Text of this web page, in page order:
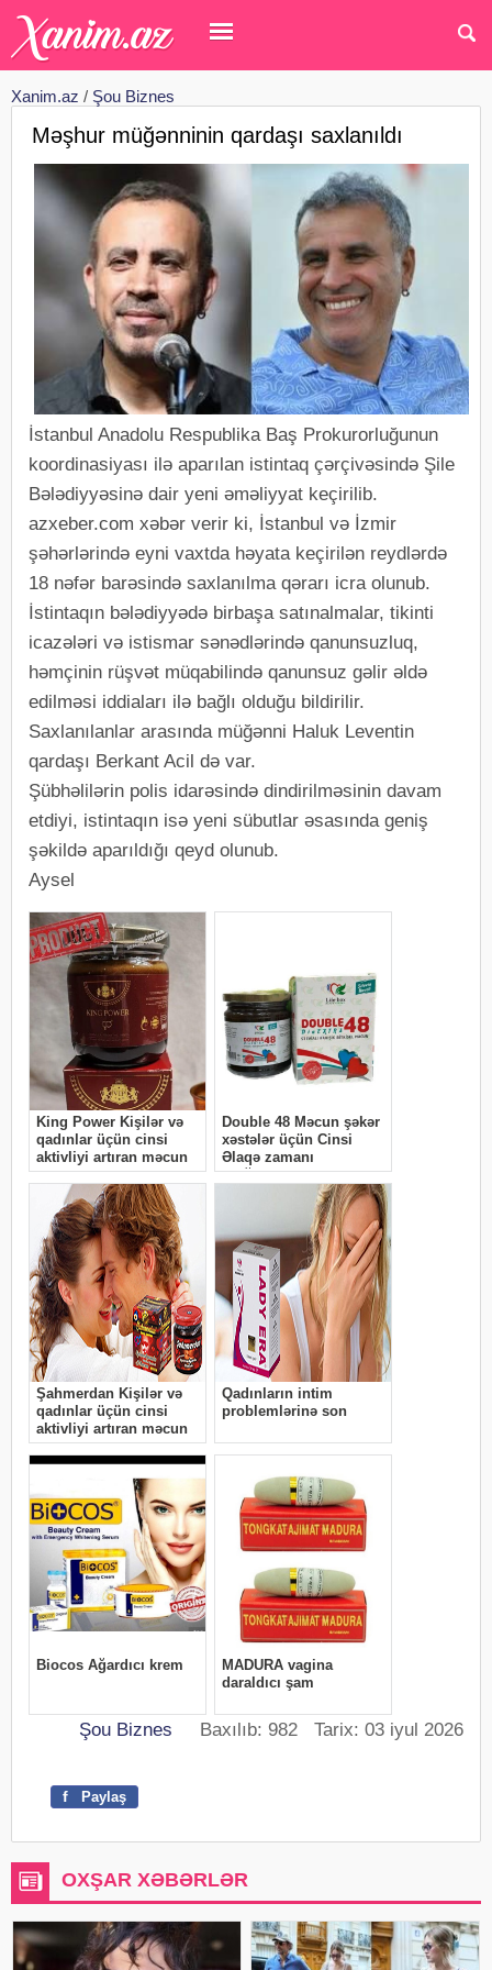
Xanim.az / Şou Biznes
Məşhur müğənninin qardaşı saxlanıldı
İstanbul Anadolu Respublika Baş Prokurorluğunun
koordinasiyası ilə aparılan istintaq çərçivəsində Şile
Bələdiyyəsinə dair yeni əməliyyat keçirilib.
azxeber.com xəbər verir ki, İstanbul və İzmir
şəhərlərində eyni vaxtda həyata keçirilən reydlərdə
18 nəfər barəsində saxlanılma qərarı icra olunub.
İstintaqın bələdiyyədə birbaşa satınalmalar, tikinti
icazələri və istismar sənədlərində qanunsuzluq,
həmçinin rüşvət müqabilində qanunsuz gəlir əldə
edilməsi iddiaları ilə bağlı olduğu bildirilir.
Saxlanılanlar arasında müğənni Haluk Leventin
qardaşı Berkant Acil də var.
Şübhəlilərin polis idarəsində dindirilməsinin davam
etdiyi, istintaqın isə yeni sübutlar əsasında geniş
şəkildə aparıldığı qeyd olunub.
Aysel
Şou Biznes Baxılıb: 982 Tarix: 03 iyul 2026
f Paylaş
OXŞAR XƏBƏRLƏR